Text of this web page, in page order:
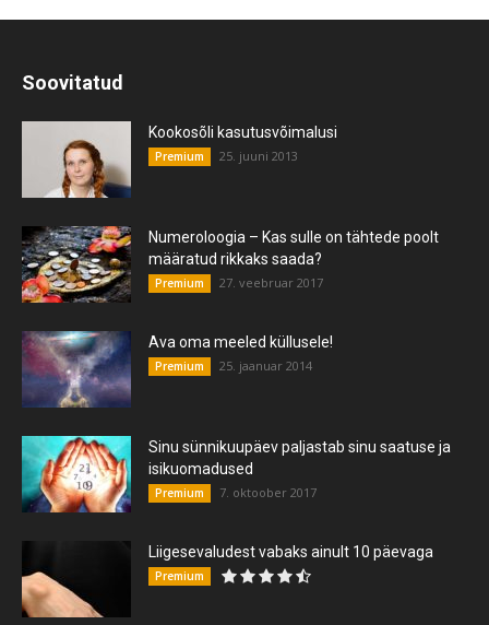
Soovitatud
Kookosõli kasutusvõimalusi
Premium 25. juuni 2013
Numeroloogia – Kas sulle on tähtede poolt
määratud rikkaks saada?
Premium 27. veebruar 2017
Ava oma meeled küllusele!
Premium 25. jaanuar 2014
Sinu sünnikuupäev paljastab sinu saatuse ja
isikuomadused
Premium 7. oktoober 2017
Liigesevaludest vabaks ainult 10 päevaga
Premium